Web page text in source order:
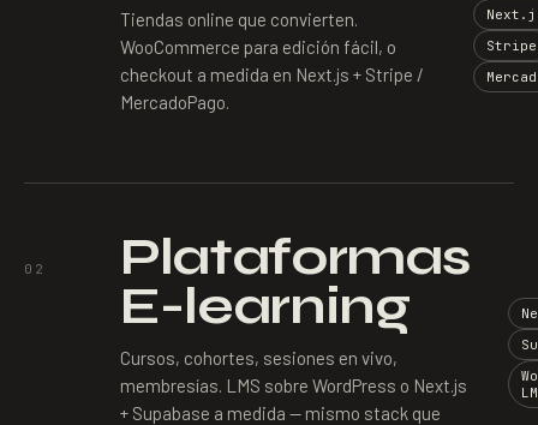
Tiendas online que convierten.
WooCommerce para edición fácil, o
checkout a medida en Next.js + Stripe /
MercadoPago.
Stripe
02 Plataformas
E-learning
Cursos, cohortes, sesiones en vivo,
membresías. LMS sobre WordPress o Next.js
+ Supabase a medida — mismo stack que